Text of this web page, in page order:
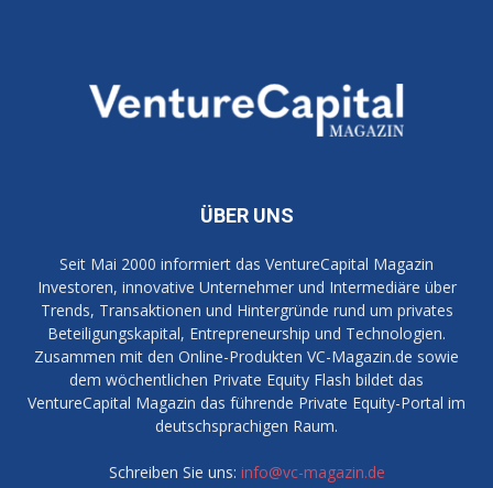
ÜBER UNS
Seit Mai 2000 informiert das VentureCapital Magazin
Investoren, innovative Unternehmer und Intermediäre über
Trends, Transaktionen und Hintergründe rund um privates
Beteiligungskapital, Entrepreneurship und Technologien.
Zusammen mit den Online-Produkten VC-Magazin.de sowie
dem wöchentlichen Private Equity Flash bildet das
VentureCapital Magazin das führende Private Equity-Portal im
deutschsprachigen Raum.
Schreiben Sie uns: info@vc-magazin.de